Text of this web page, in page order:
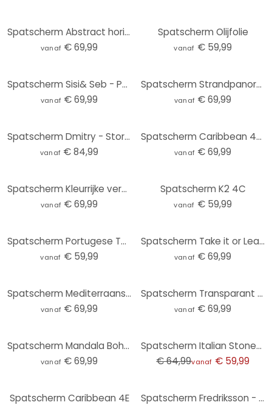
Spatscherm Abstract horizon in limoengroen - Schmucker
vanaf € 69,99
Spatscherm Olijfolie
vanaf € 59,99
Spatscherm Sisi& Seb - Pampas
vanaf € 69,99
Spatscherm Strandpanorama
vanaf € 69,99
Spatscherm Dmitry - Story of a Waterdrop - Panorama
vanaf € 84,99
Spatscherm Caribbean 4E - Panorama
vanaf € 69,99
Spatscherm Kleurrijke verscheidenheid aan kruiden - Panorama
vanaf € 69,99
Spatscherm K2 4C
vanaf € 59,99
Spatscherm Portugese Tegeltjes
vanaf € 59,99
Spatscherm Take it or Leave it - Panorama
vanaf € 69,99
Spatscherm Mediterraanse Muur - Panorama
vanaf € 69,99
Spatscherm Transparant - Secret Ingredient
vanaf € 69,99
Spatscherm Mandala Boho goud-groen - Bloomery Decor
vanaf € 69,99
Spatscherm Italian Stonewall - Panorama
€ 64,99vanaf € 59,99
Spatscherm Caribbean 4E Spatscherm Fredriksson - Pink & Gold - panorama